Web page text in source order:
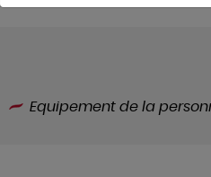
Equipement de la